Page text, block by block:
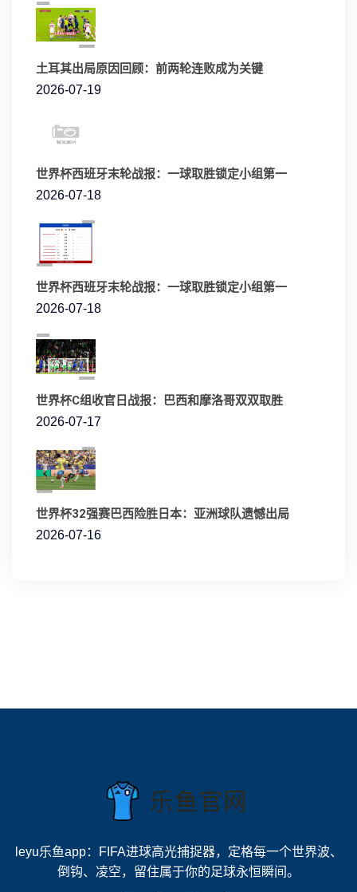
土耳其出局原因回顾：前两轮连败成为关键
2026-07-19
世界杯西班牙末轮战报：一球取胜锁定小组第一
2026-07-18
世界杯西班牙末轮战报：一球取胜锁定小组第一
2026-07-18
世界杯C组收官日战报：巴西和摩洛哥双双取胜
2026-07-17
世界杯32强赛巴西险胜日本：亚洲球队遗憾出局
2026-07-16
leyu乐鱼app：FIFA进球高光捕捉器，定格每一个世界波、
倒钩、凌空，留住属于你的足球永恒瞬间。